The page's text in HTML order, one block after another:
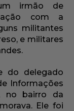
irmão de
com a
militantes
e militares
do delegado
Informações
no bairro da
Ele foi